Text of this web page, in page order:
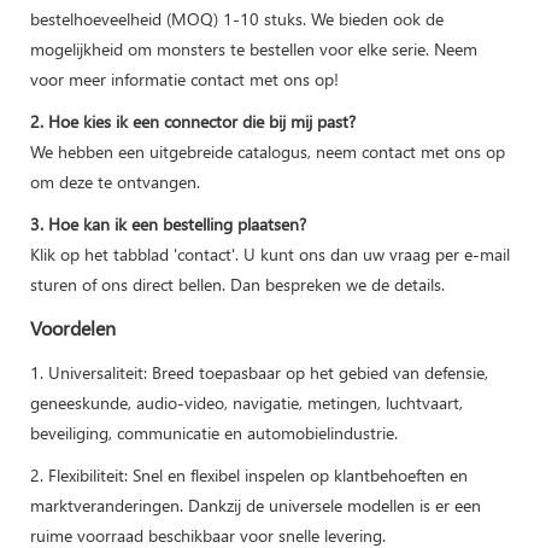
bestelhoeveelheid (MOQ) 1-10 stuks. We bieden ook de
mogelijkheid om monsters te bestellen voor elke serie. Neem
voor meer informatie contact met ons op!
2. Hoe kies ik een connector die bij mij past?
We hebben een uitgebreide catalogus, neem contact met ons op
om deze te ontvangen.
3. Hoe kan ik een bestelling plaatsen?
Klik op het tabblad 'contact'. U kunt ons dan uw vraag per e-mail
sturen of ons direct bellen. Dan bespreken we de details.
Voordelen
1. Universaliteit: Breed toepasbaar op het gebied van defensie,
geneeskunde, audio-video, navigatie, metingen, luchtvaart,
beveiliging, communicatie en automobielindustrie.
2. Flexibiliteit: Snel en flexibel inspelen op klantbehoeften en
marktveranderingen. Dankzij de universele modellen is er een
ruime voorraad beschikbaar voor snelle levering.